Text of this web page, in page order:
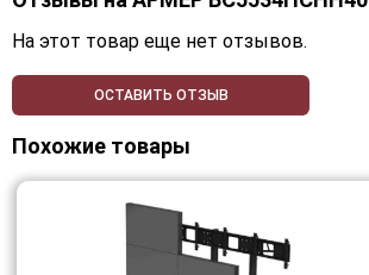
На этот товар еще нет отзывов.
ОСТАВИТЬ ОТЗЫВ
Похожие товары